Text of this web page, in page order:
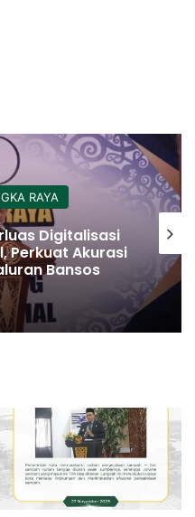
RAYA
Digitalisasi
Perkuat Akurasi
Bansos